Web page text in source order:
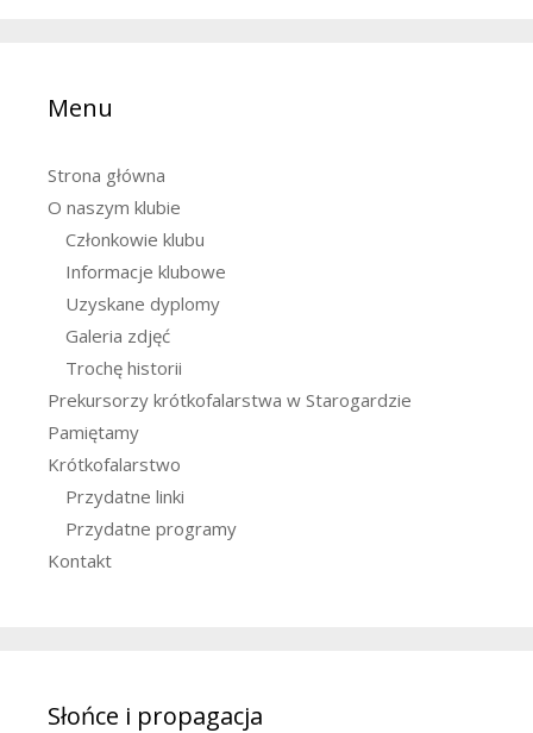
Menu
Strona główna
O naszym klubie
Członkowie klubu
Informacje klubowe
Uzyskane dyplomy
Galeria zdjęć
Trochę historii
Prekursorzy krótkofalarstwa w Starogardzie
Pamiętamy
Krótkofalarstwo
Przydatne linki
Przydatne programy
Kontakt
Słońce i propagacja